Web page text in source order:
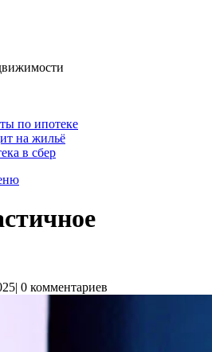
по ипотеке
на жильё
в сбер
| 0 комментариев